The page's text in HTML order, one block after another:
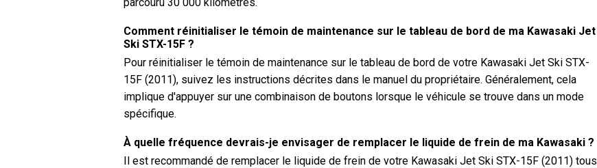
Comment réinitialiser le témoin de maintenance sur le tableau de bord de ma Kawasaki Jet
Ski STX-15F ?
Pour réinitialiser le témoin de maintenance sur le tableau de bord de votre Kawasaki Jet Ski STX-
15F (2011), suivez les instructions décrites dans le manuel du propriétaire. Généralement, cela
implique d'appuyer sur une combinaison de boutons lorsque le véhicule se trouve dans un mode
spécifique.
À quelle fréquence devrais-je envisager de remplacer le liquide de frein de ma Kawasaki ?
Il est recommandé de remplacer le liquide de frein de votre Kawasaki Jet Ski STX-15F (2011) tous